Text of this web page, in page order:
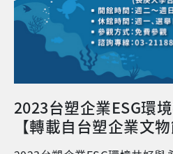
2023台塑企業ESG環
【轉載自台塑企業文物